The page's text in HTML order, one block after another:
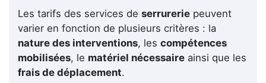
Les tarifs des services de serrurerie peuvent
varier en fonction de plusieurs critères : la
nature des interventions, les compétences
mobilisées, le matériel nécessaire ainsi que les
frais de déplacement.